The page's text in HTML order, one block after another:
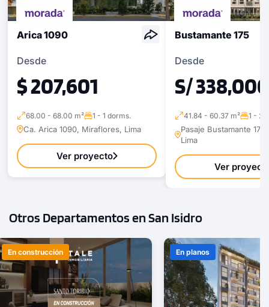
3 baños
COTIZAR AHORA
1 unidad disponible
Desde
S/ 1,298,310
Modelo X-12
Arica 1090
Desde
$ 207,601
68.00 - 68.00 m² 1 - 1 dorms.
Ca. Arica 1090, Miraflores, Lima
Ver proyecto
Bustamante 175
Desde
S/ 338,000
41.84 - 60.37 m² 1 - 2
Pasaje Bustamante
Lima
Ver
Otros Departamentos en San Isidro
En construcción En planos